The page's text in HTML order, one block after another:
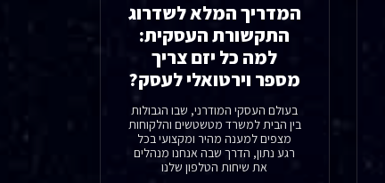
המדריך המלא לשדרוג
התקשורת העסקית:
למה כל יזם צריך
מספר וירטואלי לעסק?
בעולם העסקי המודרני, שבו הגבולות
בין הבית למשרד מטשטשים והלקוחות
מצפים למענה מהיר ומקצועי בכל
רגע נתון, הדרך שבה אנחנו מנהלים
את שיחות הטלפון שלנו